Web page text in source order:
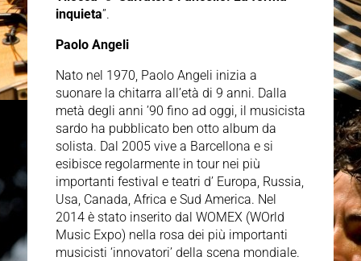
inquieta”.
Paolo Angeli
Nato nel 1970, Paolo Angeli inizia a
suonare la chitarra all’età di 9 anni. Dalla
metà degli anni ’90 fino ad oggi, il musicista
sardo ha pubblicato ben otto album da
solista. Dal 2005 vive a Barcellona e si
esibisce regolarmente in tour nei più
importanti festival e teatri d’ Europa, Russia,
Usa, Canada, Africa e Sud America. Nel
2014 è stato inserito dal WOMEX (WOrld
Music Expo) nella rosa dei più importanti
musicisti ‘innovatori’ della scena mondiale.